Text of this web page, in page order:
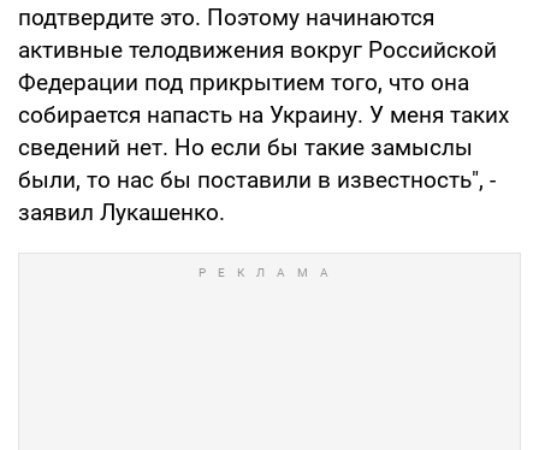
подтвердите это. Поэтому начинаются
активные телодвижения вокруг Российской
Федерации под прикрытием того, что она
собирается напасть на Украину. У меня таких
сведений нет. Но если бы такие замыслы
были, то нас бы поставили в известность", -
заявил Лукашенко.